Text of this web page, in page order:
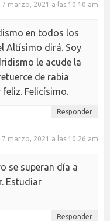
marzo, 2021 a las 10:10 am
en todos los
Altísimo dirá. Soy
le acude la
de rabia
Felicísimo.
Responder
marzo, 2021 a las 10:26 am
se superan día a
Estudiar
Responder